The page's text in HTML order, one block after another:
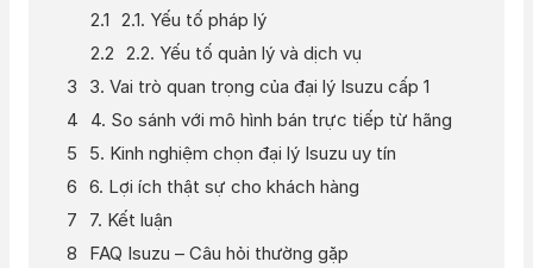
2.1. Yếu tố pháp lý
2.2. Yếu tố quản lý và dịch vụ
3. Vai trò quan trọng của đại lý Isuzu cấp 1
4. So sánh với mô hình bán trực tiếp từ hãng
5. Kinh nghiệm chọn đại lý Isuzu uy tín
6. Lợi ích thật sự cho khách hàng
7. Kết luận
FAQ Isuzu – Câu hỏi thường gặp